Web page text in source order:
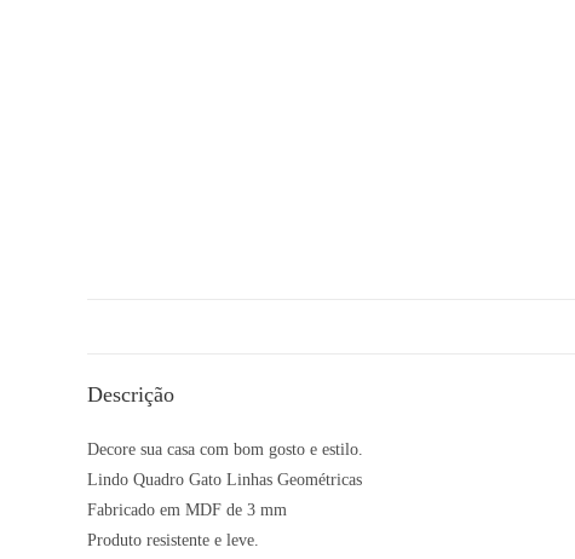
Descrição
Decore sua casa com bom gosto e estilo.
Lindo Quadro Gato Linhas Geométricas
Fabricado em MDF de 3 mm
Produto resistente e leve.